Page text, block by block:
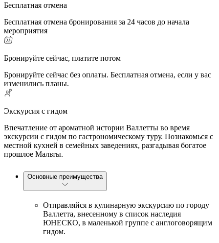
Бесплатная отмена
Бесплатная отмена бронирования за 24 часов до начала
мероприятия
Бронируйте сейчас, платите потом
Бронируйте сейчас без оплаты. Бесплатная отмена, если у вас
изменились планы.
Экскурсия с гидом
Впечатление от ароматной истории Валлетты во время
экскурсии с гидом по гастрономическому туру. Познакомься с
местной кухней в семейных заведениях, разгадывая богатое
прошлое Мальты.
Основные преимущества
Отправляйся в кулинарную экскурсию по городу
Валлетта, внесенному в список наследия
ЮНЕСКО, в маленькой группе с англоговорящим
гидом.